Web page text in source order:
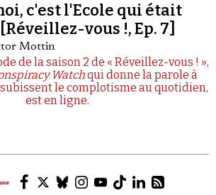
c'est l'Ecole qui était
vous !, Ep. 7]
Mottin
de la saison 2 de « Réveillez-vous ! »,
Watchqui donne la parole à
le complotisme au quotidien,
est en ligne.